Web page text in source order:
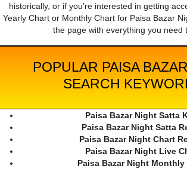
historically, or if you're interested in getting
Yearly Chart or Monthly Chart for Paisa Bazar
the page with everything you need
POPULAR PAISA
SEARCH
Paisa Bazar Night Satta
Paisa Bazar Night Satta
Paisa Bazar Night Chart
Paisa Bazar Night Live
Paisa Bazar Night Monthly